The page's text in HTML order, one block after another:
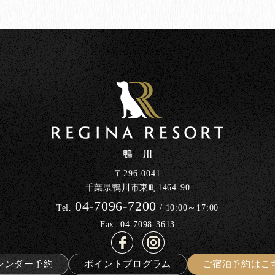
〒296-0041
千葉県鴨川市東町1464-90
Tel.04-7096-7200/ 10:00～17:00
Fax. 04-7098-3613
ンダー予約 ポイントプログラム ご宿泊予約はこ